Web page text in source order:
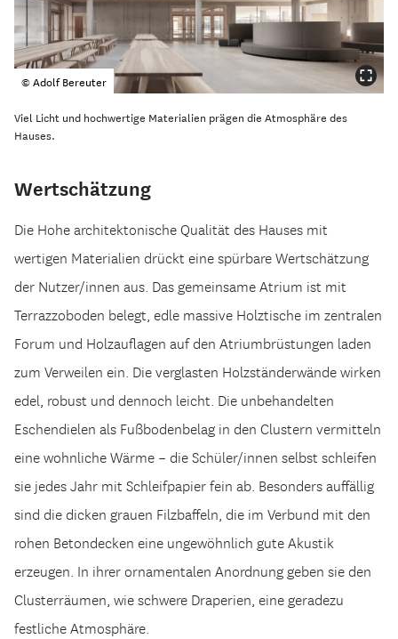
© Adolf Bereuter
Viel Licht und hochwertige Materialien prägen die Atmosphäre des
Hauses.
Wertschätzung
Die Hohe architektonische Qualität des Hauses mit
wertigen Materialien drückt eine spürbare Wertschätzung
der Nutzer/innen aus. Das gemeinsame Atrium ist mit
Terrazzoboden belegt, edle massive Holztische im zentralen
Forum und Holzauflagen auf den Atriumbrüstungen laden
zum Verweilen ein. Die verglasten Holzständerwände wirken
edel, robust und dennoch leicht. Die unbehandelten
Eschendielen als Fußbodenbelag in den Clustern vermitteln
eine wohnliche Wärme – die Schüler/innen selbst schleifen
sie jedes Jahr mit Schleifpapier fein ab. Besonders auffällig
sind die dicken grauen Filzbaffeln, die im Verbund mit den
rohen Betondecken eine ungewöhnlich gute Akustik
erzeugen. In ihrer ornamentalen Anordnung geben sie den
Clusterräumen, wie schwere Draperien, eine geradezu
festliche Atmosphäre.